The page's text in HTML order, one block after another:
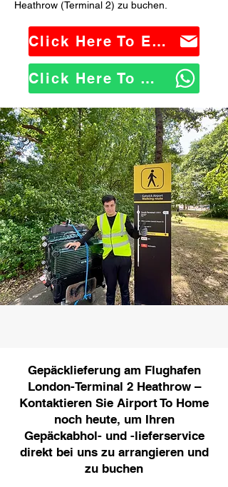
Heathrow (Terminal 2) zu buchen.
Click Here To Email Us
Click Here To WhatsApp Us
Gepäcklieferung am Flughafen
London-Terminal 2 Heathrow –
Kontaktieren Sie Airport To Home
noch heute, um Ihren
Gepäckabhol- und -lieferservice
direkt bei uns zu arrangieren und
zu buchen